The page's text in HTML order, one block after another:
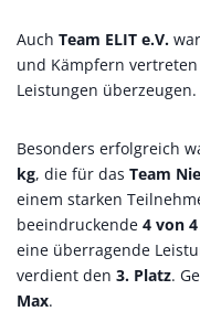
Auch Team ELIT e.V.
und Kämpfern
Leistungen überzeugen.
Besonders erfolgreich
kg, die für das Team
einem starken
beeindruckende 4 von
eine überragende
verdient den 3. Platz.
Max.